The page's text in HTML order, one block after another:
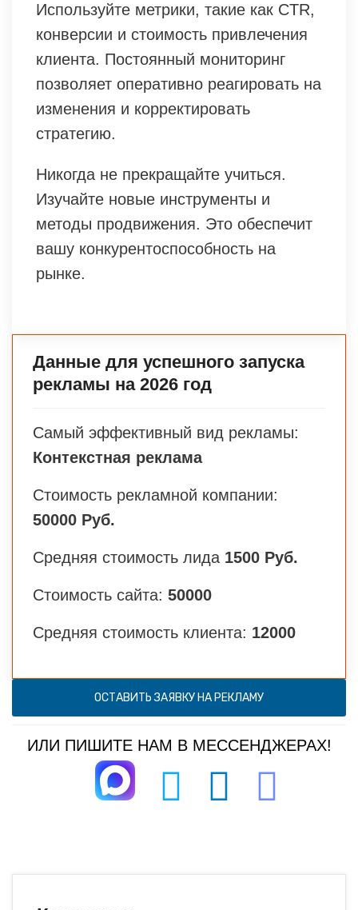
Используйте метрики, такие как CTR,
конверсии и стоимость привлечения
клиента. Постоянный мониторинг
позволяет оперативно реагировать на
изменения и корректировать
стратегию.
Никогда не прекращайте учиться.
Изучайте новые инструменты и
методы продвижения. Это обеспечит
вашу конкурентоспособность на
рынке.
Данные для успешного запуска
рекламы на 2026 год
Самый эффективный вид рекламы:
Контекстная реклама
Стоимость рекламной компании:
50000 Руб.
Средняя стоимость лида 1500 Руб.
Стоимость сайта: 50000
Средняя стоимость клиента: 12000
ОСТАВИТЬ ЗАЯВКУ НА РЕКЛАМУ
ИЛИ ПИШИТЕ НАМ В МЕССЕНДЖЕРАХ!